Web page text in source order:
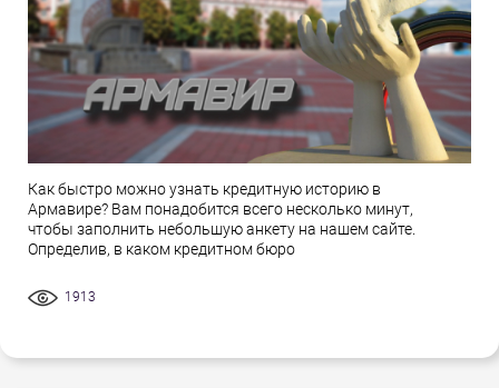
Как быстро можно узнать кредитную историю в
Армавире? Вам понадобится всего несколько минут,
чтобы заполнить небольшую анкету на нашем сайте.
Определив, в каком кредитном бюро
1913